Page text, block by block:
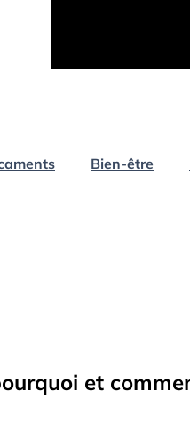
Bien-être
et